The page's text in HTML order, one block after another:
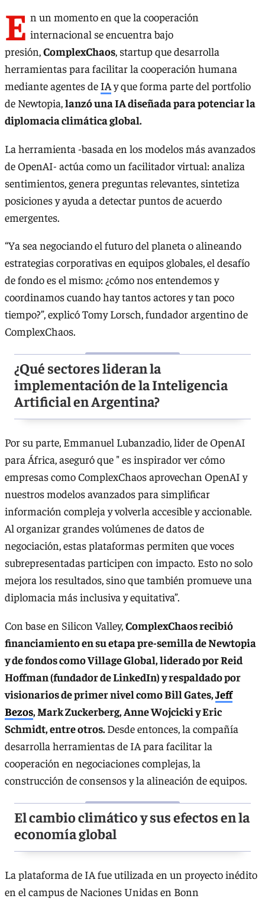
E n un momento en que la cooperación
internacional se encuentra bajo
presión,ComplexChaos, startup que desarrolla
herramientas para facilitar la cooperación humana
mediante agentes de IAy que forma parte del portfolio
de Newtopia,lanzó una IA diseñada para potenciar la
diplomacia climática global.
La herramienta -basada en los modelos más avanzados
de OpenAI- actúa como un facilitador virtual: analiza
sentimientos, genera preguntas relevantes, sintetiza
posiciones y ayuda a detectar puntos de acuerdo
emergentes.
“Ya sea negociando el futuro del planeta o alineando
estrategias corporativas en equipos globales, el desafío
de fondo es el mismo: ¿cómo nos entendemos y
coordinamos cuando hay tantos actores y tan poco
tiempo?”, explicó Tomy Lorsch, fundador argentino de
ComplexChaos.
¿Qué sectores lideran la
implementación de la Inteligencia
Artificial en Argentina?
Por su parte, Emmanuel Lubanzadio, lider de OpenAI
para África, aseguró que " es inspirador ver cómo
empresas como ComplexChaos aprovechan OpenAI y
nuestros modelos avanzados para simplificar
información compleja y volverla accesible y accionable.
Al organizar grandes volúmenes de datos de
negociación, estas plataformas permiten que voces
subrepresentadas participen con impacto. Esto no solo
mejora los resultados, sino que también promueve una
diplomacia más inclusiva y equitativa”.
Con base en Silicon Valley,ComplexChaos recibió
financiamiento en su etapa pre-semilla de Newtopia
y de fondos como Village Global, liderado por Reid
Hoffman (fundador de LinkedIn) y respaldado por
visionarios de primer nivel como Bill Gates,Jeff
Bezos, Mark Zuckerberg, Anne Wojcicki y Eric
Schmidt, entre otros.Desde entonces, la compañía
desarrolla herramientas de IA para facilitar la
cooperación en negociaciones complejas, la
construcción de consensos y la alineación de equipos.
El cambio climático y sus efectos en la
economía global
La plataforma de IA fue utilizada en un proyecto inédito
en el campus de Naciones Unidas en Bonn